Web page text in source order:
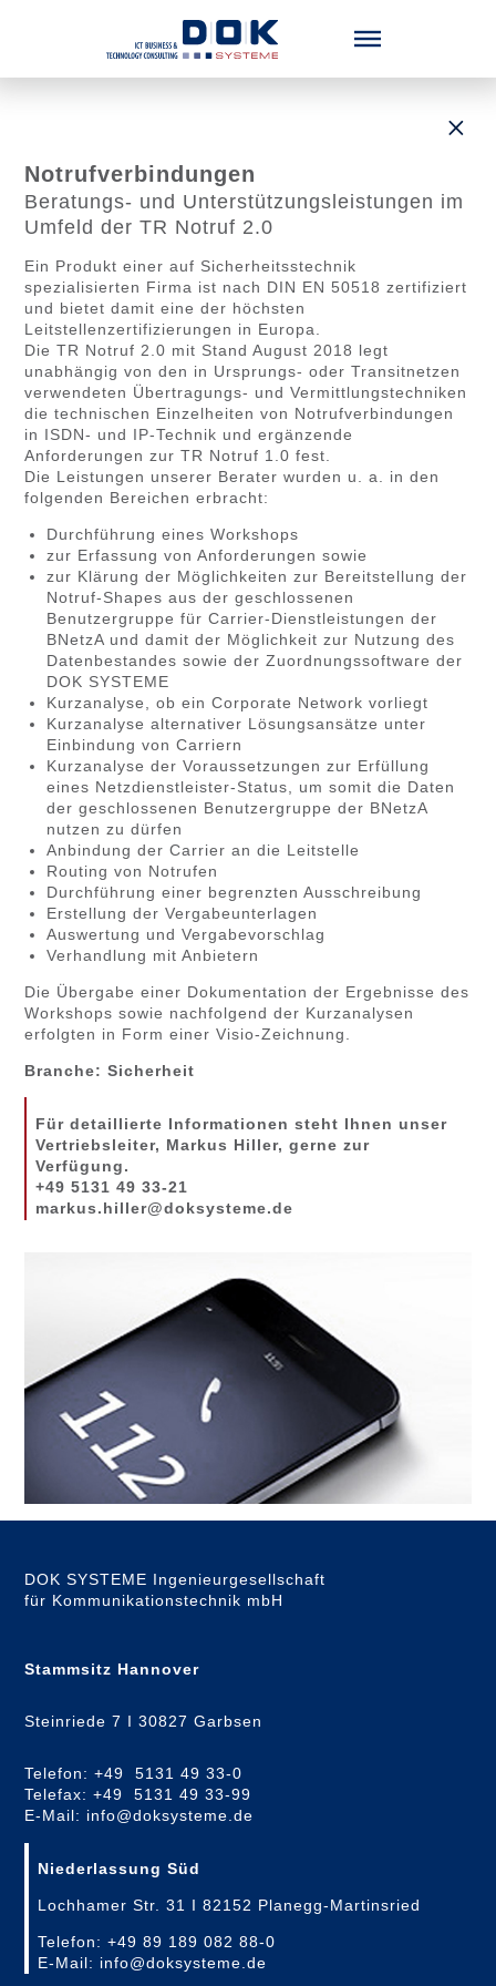
Notrufverbindungen
Beratungs- und Unterstützungsleistungen im
Umfeld der TR Notruf 2.0
Ein Produkt einer auf Sicherheitsstechnik
spezialisierten Firma ist nach DIN EN 50518 zertifiziert
und bietet damit eine der höchsten
Leitstellenzertifizierungen in Europa.
Die TR Notruf 2.0 mit Stand August 2018 legt
unabhängig von den in Ursprungs- oder Transitnetzen
verwendeten Übertragungs- und Vermittlungstechniken
die technischen Einzelheiten von Notrufverbindungen
in ISDN- und IP-Technik und ergänzende
Anforderungen zur TR Notruf 1.0 fest.
Die Leistungen unserer Berater wurden u. a. in den
folgenden Bereichen erbracht:
Durchführung eines Workshops
zur Erfassung von Anforderungen sowie
zur Klärung der Möglichkeiten zur Bereitstellung der
Notruf-Shapes aus der geschlossenen
Benutzergruppe für Carrier-Dienstleistungen der
BNetzA und damit der Möglichkeit zur Nutzung des
Datenbestandes sowie der Zuordnungssoftware der
DOK SYSTEME
Kurzanalyse, ob ein Corporate Network vorliegt
Kurzanalyse alternativer Lösungsansätze unter
Einbindung von Carriern
Kurzanalyse der Voraussetzungen zur Erfüllung
eines Netzdienstleister-Status, um somit die Daten
der geschlossenen Benutzergruppe der BNetzA
nutzen zu dürfen
Anbindung der Carrier an die Leitstelle
Routing von Notrufen
Durchführung einer begrenzten Ausschreibung
Erstellung der Vergabeunterlagen
Auswertung und Vergabevorschlag
Verhandlung mit Anbietern
Die Übergabe einer Dokumentation der Ergebnisse des
Workshops sowie nachfolgend der Kurzanalysen
erfolgten in Form einer Visio-Zeichnung.
Branche: Sicherheit
Für detaillierte Informationen steht Ihnen unser
Vertriebsleiter, Markus Hiller, gerne zur
Verfügung.
+49 5131 49 33-21
markus.hiller@doksysteme.de
DOK SYSTEME Ingenieurgesellschaft
für Kommunikationstechnik mbH
Stammsitz Hannover
Steinriede 7 I 30827 Garbsen
Telefon: +49 5131 49 33-0
Telefax: +49 5131 49 33-99
E-Mail: info@doksysteme.de
Niederlassung Süd
Lochhamer Str. 31 I 82152 Planegg-Martinsried
Telefon: +49 89 189 082 88-0
E-Mail: info@doksysteme.de